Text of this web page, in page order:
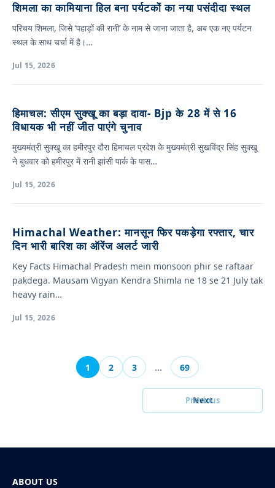
शिमला का कामियाना हिल बना पर्यटकों का नया पसंदीदा स्थल
परिचय शिमला, जिसे ‘पहाड़ों की रानी’ के नाम से जाना जाता है, अब एक नए पर्यटन
स्थल के साथ चर्चा में है।…
Jul 15, 2026
हिमाचल: सीएम सुक्खू का बड़ा दावा- Bjp के 28 में से 16
विधायक भी नहीं जीत पाएंगे चुनाव
मुख्यमंत्री सुक्खू का हमीरपुर दौरा हिमाचल प्रदेश के मुख्यमंत्री सुखविंद्र सिंह सुक्खू
ने बुधवार को हमीरपुर में रानी झांसी पार्क के पास…
Jul 15, 2026
Himachal Weather: मानसून फिर पकड़ेगा रफ्तार, चार
दिन भारी बारिश का ऑरेंज अलर्ट जारी
Key Facts Himachal Pradesh mein monsoon phir se raftaar
pakdega. Mausam Vigyan Kendra Shimla ne 18 se 21 July tak
heavy rain…
Jul 15, 2026
Previous
1 2 3 … 69
Next
ABOUT US